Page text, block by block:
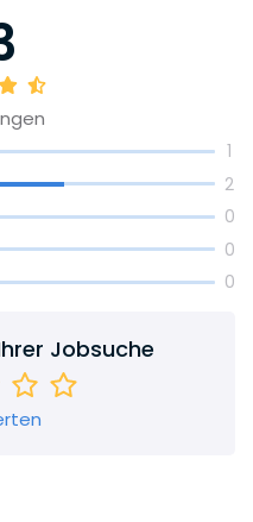
In den Büros
zur
1
2
0
0
0
Jobsuche